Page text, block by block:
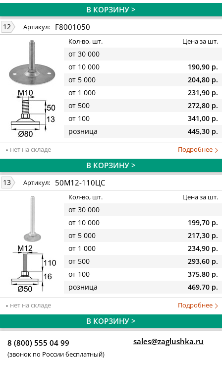
В КОРЗИНУ >
12 Артикул: F8001050
Кол-во, шт. Цена за шт.
от 30 000
от 10 000
190,90 р.
от 5 000
204,80 р.
от 1 000
231,90 р.
от 500
272,80 р.
от 100
341,00 р.
розница
445,30 р.
нет на складе Подробнее
В КОРЗИНУ >
13 Артикул: 50М12-110ЦС
Кол-во, шт. Цена за шт.
от 30 000
от 10 000
199,70 р.
от 5 000
217,30 р.
от 1 000
234,90 р.
от 500
293,60 р.
от 100
375,80 р.
розница
469,70 р.
нет на складе Подробнее
В КОРЗИНУ >
8 (800) 555 04 99
(звонок по России бесплатный)
sales@zaglushka.ru